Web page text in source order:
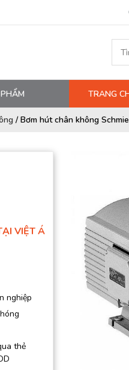
TRANG
/Bơm hút chân không
VIỆT Á
nghiệp
thẻ